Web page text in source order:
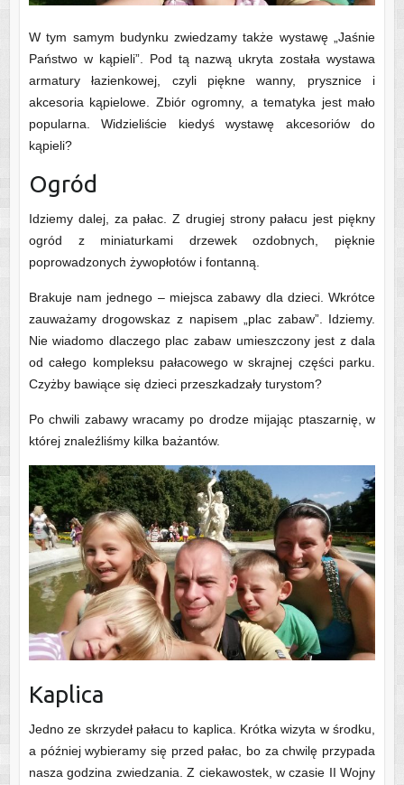
W tym samym budynku zwiedzamy także wystawę „Jaśnie
Państwo w kąpieli”. Pod tą nazwą ukryta została wystawa
armatury łazienkowej, czyli piękne wanny, prysznice i
akcesoria kąpielowe. Zbiór ogromny, a tematyka jest mało
popularna. Widzieliście kiedyś wystawę akcesoriów do
kąpieli?
Ogród
Idziemy dalej, za pałac. Z drugiej strony pałacu jest piękny
ogród z miniaturkami drzewek ozdobnych, pięknie
poprowadzonych żywopłotów i fontanną.
Brakuje nam jednego – miejsca zabawy dla dzieci. Wkrótce
zauważamy drogowskaz z napisem „plac zabaw”. Idziemy.
Nie wiadomo dlaczego plac zabaw umieszczony jest z dala
od całego kompleksu pałacowego w skrajnej części parku.
Czyżby bawiące się dzieci przeszkadzały turystom?
Po chwili zabawy wracamy po drodze mijając ptaszarnię, w
której znaleźliśmy kilka bażantów.
Kaplica
Jedno ze skrzydeł pałacu to kaplica. Krótka wizyta w środku,
a później wybieramy się przed pałac, bo za chwilę przypada
nasza godzina zwiedzania. Z ciekawostek, w czasie II Wojny